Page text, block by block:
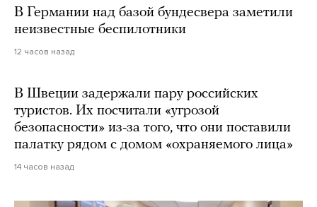
В Германии над базой бундесвера заметили
неизвестные беспилотники
12 часов назад
В Швеции задержали пару российских
туристов. Их посчитали «угрозой
безопасности» из-за того, что они поставили
палатку рядом с домом «охраняемого лица»
14 часов назад